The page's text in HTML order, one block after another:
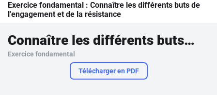
Parcourir
Exercice fondamental : Connaître les différents buts de
l'engagement et de la résistance
Connaître les différents buts de l'engagement et de la résistance
Exercice fondamental
Télécharger en PDF